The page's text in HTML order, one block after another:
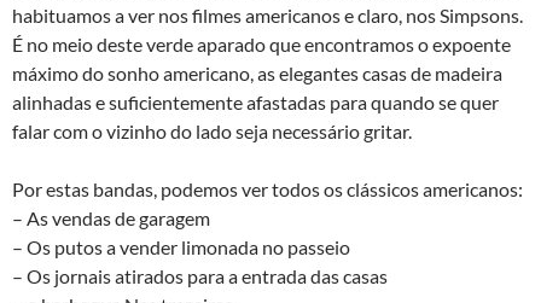
habituamos a ver nos filmes americanos e claro, nos Simpsons.
É no meio deste verde aparado que encontramos o expoente
máximo do sonho americano, as elegantes casas de madeira
alinhadas e suficientemente afastadas para quando se quer
falar com o vizinho do lado seja necessário gritar.
Por estas bandas, podemos ver todos os clássicos americanos:
– As vendas de garagem
– Os putos a vender limonada no passeio
– Os jornais atirados para a entrada das casas